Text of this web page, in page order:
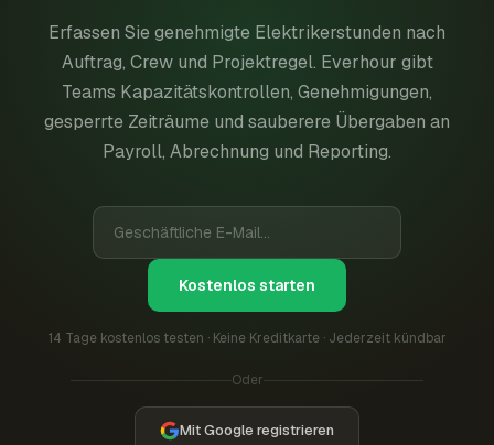
Erfassen Sie genehmigte Elektrikerstunden nach
Auftrag, Crew und Projektregel. Everhour gibt
Teams Kapazitätskontrollen, Genehmigungen,
gesperrte Zeiträume und sauberere Übergaben an
Payroll, Abrechnung und Reporting.
Kostenlos starten
14 Tage kostenlos testen · Keine Kreditkarte · Jederzeit kündbar
Oder
Mit Google registrieren